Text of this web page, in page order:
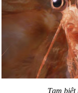
Tạm biệt